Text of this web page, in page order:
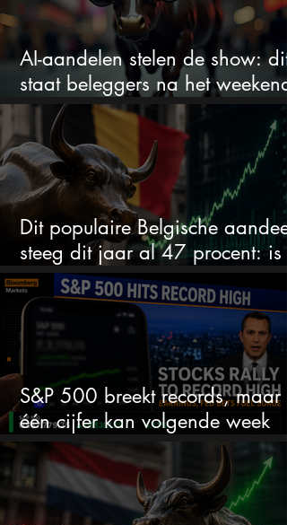
AI-aandelen stelen de show: dit
staat beleggers na het weekend
te wachten
Dit populaire Belgische aandeel
steeg dit jaar al 47 procent: is
ruimte voor meer?
S&P 500 breekt records, maar
één cijfer kan volgende week
alles veranderen